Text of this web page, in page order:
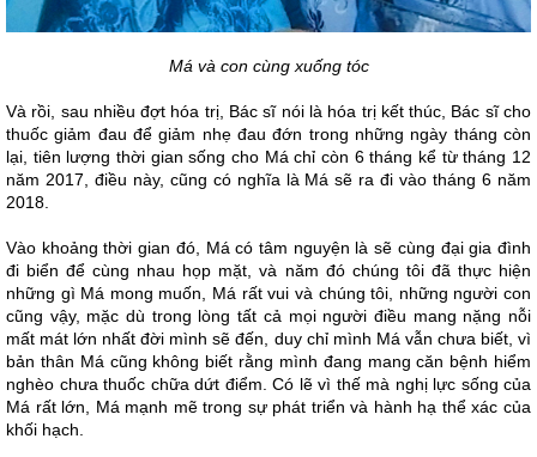
Má và con cùng xuống tóc
Và rồi, sau nhiều đợt hóa trị, Bác sĩ nói là hóa trị kết thúc, Bác sĩ cho
thuốc giảm đau để giảm nhẹ đau đớn trong những ngày tháng còn
lại, tiên lượng thời gian sống cho Má chỉ còn 6 tháng kể từ tháng 12
năm 2017, điều này, cũng có nghĩa là Má sẽ ra đi vào tháng 6 năm
2018.
Vào khoảng thời gian đó, Má có tâm nguyện là sẽ cùng đại gia đình
đi biển để cùng nhau họp mặt, và năm đó chúng tôi đã thực hiện
những gì Má mong muốn, Má rất vui và chúng tôi, những người con
cũng vậy, mặc dù trong lòng tất cả mọi người điều mang nặng nỗi
mất mát lớn nhất đời mình sẽ đến, duy chỉ mình Má vẫn chưa biết, vì
bản thân Má cũng không biết rằng mình đang mang căn bệnh hiểm
nghèo chưa thuốc chữa dứt điểm. Có lẽ vì thế mà nghị lực sống của
Má rất lớn, Má mạnh mẽ trong sự phát triển và hành hạ thể xác của
khối hạch.